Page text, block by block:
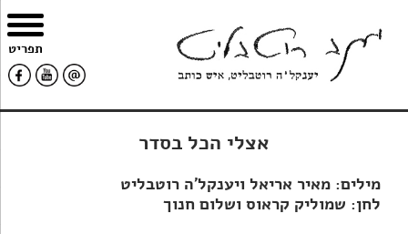
הצהרת
עבור
אצלי הכל בסדר
מילים: מאיר אריאל ויענקל'ה רוטבליט
לחן: שמוליק קראוס ושלום חנוך
תפריט